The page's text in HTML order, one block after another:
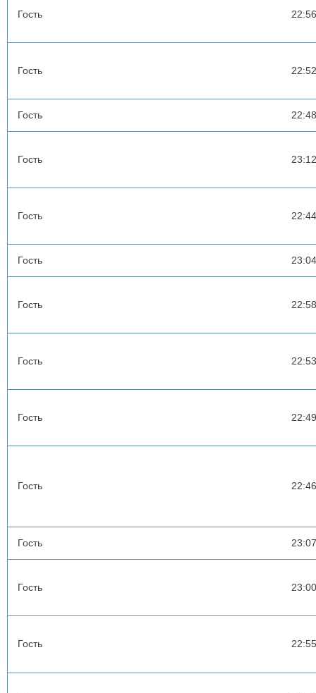
Гость 22:56
Гость 22:52
Гость 22:48
Гость 23:12
Гость 22:44
Гость 23:04
Гость 22:58
Гость 22:53
Гость 22:49
Гость 22:46
Гость 23:07
Гость 23:00
Гость 22:55